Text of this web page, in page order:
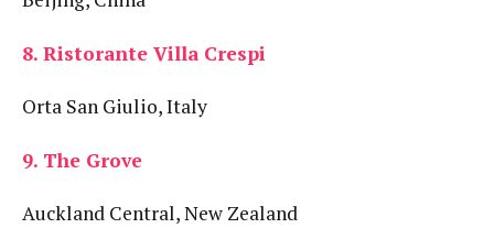
8. Ristorante Villa Crespi
Orta San Giulio, Italy
9. The Grove
Auckland Central, New Zealand